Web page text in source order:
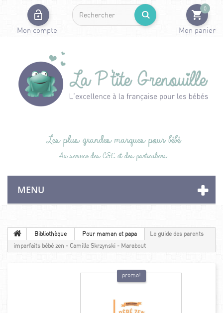
0
Mon panier
Mon compte
Les plus grandes marques pour bébé
Au service des CSE et des particuliers
MENU
Bibliothèque Pour maman et papa
Le guide des parents
imparfaits bébé zen - Camille Skrzynski - Marabout
promo!